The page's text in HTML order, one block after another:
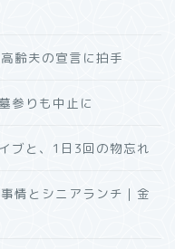
齢夫の宣言に拍手
参りも中止に
ブと、1日3回の物忘れ
情とシニアランチ｜金